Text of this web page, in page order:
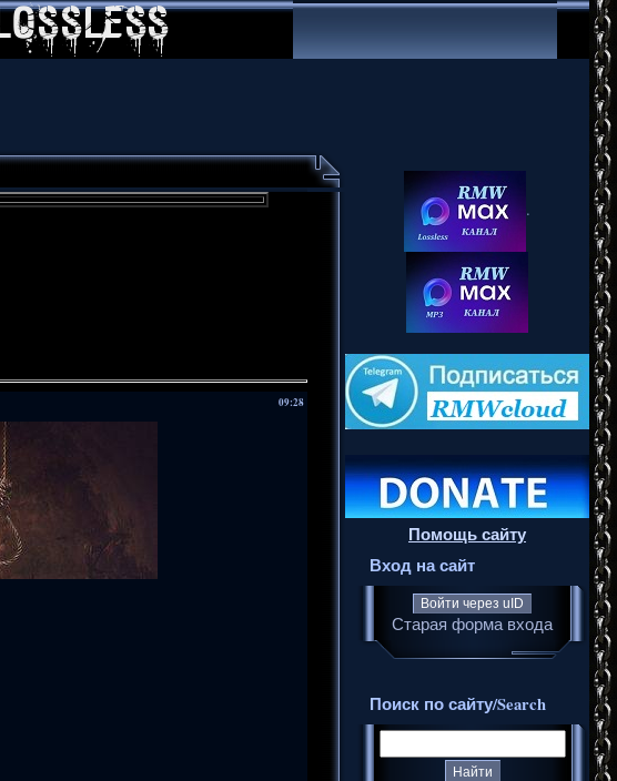
09:28
.
Помощь сайту
Вход на сайт
Войти через uID
Старая форма входа
Поиск по сайту/Search